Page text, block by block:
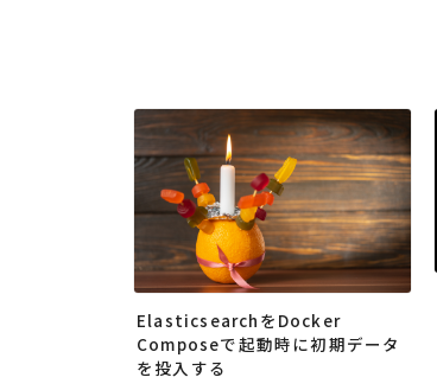
ElasticsearchをDocker
Composeで起動時に初期データ
を投入する